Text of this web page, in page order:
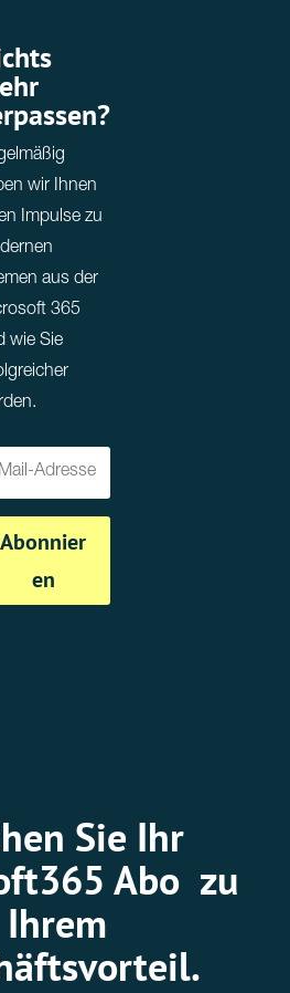
wir Ihnen
Impulse zu
aus der
365
wie Sie
Abonnier
en
Sie Ihr
Abo zu
Ihrem